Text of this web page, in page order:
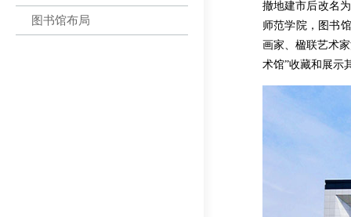
图书馆布局
撤地建市后改名
师范学院，图书
画家、楹联艺术
术馆”收藏和展示